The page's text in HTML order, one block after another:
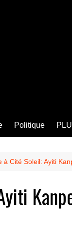
Politique
à Cité Soleil: Ayiti